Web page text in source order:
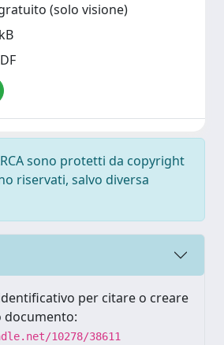
(solo visione)
sono protetti da copyright
riservati, salvo diversa
per citare o creare
documento:
10278/38611